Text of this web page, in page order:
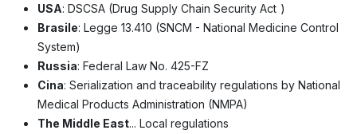
USA: DSCSA (Drug Supply Chain Security Act )
Brasile: Legge 13.410 (SNCM - National Medicine Control
System)
Russia: Federal Law No. 425-FZ
Cina: Serialization and traceability regulations by National
Medical Products Administration (NMPA)
The Middle East... Local regulations